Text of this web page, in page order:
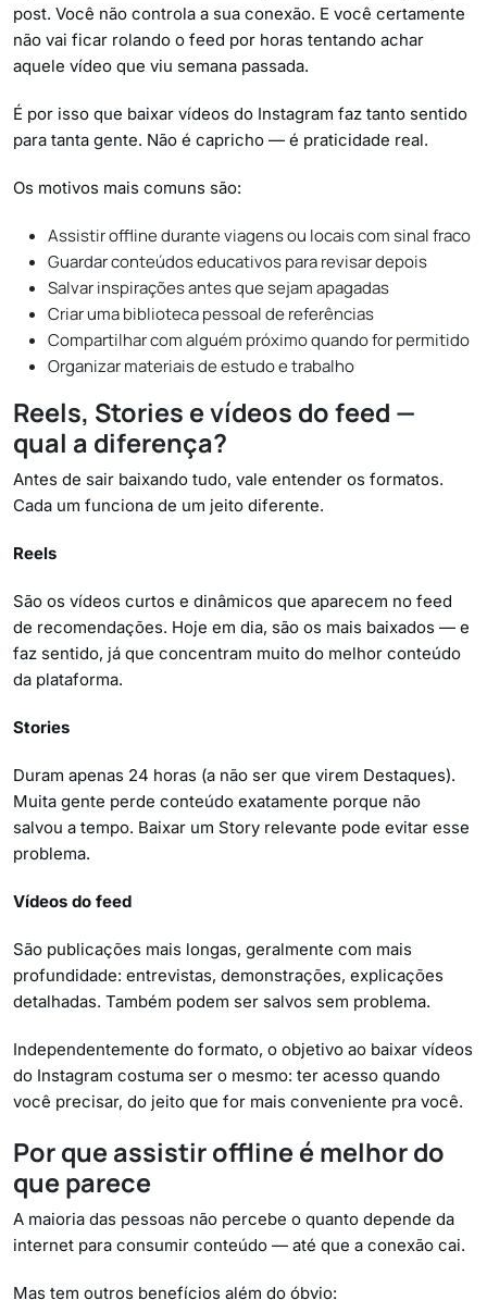
post. Você não controla a sua conexão. E você certamente
não vai ficar rolando o feed por horas tentando achar
aquele vídeo que viu semana passada.
É por isso que baixar vídeos do Instagram faz tanto sentido
para tanta gente. Não é capricho — é praticidade real.
Os motivos mais comuns são:
Assistir offline durante viagens ou locais com sinal fraco
Guardar conteúdos educativos para revisar depois
Salvar inspirações antes que sejam apagadas
Criar uma biblioteca pessoal de referências
Compartilhar com alguém próximo quando for permitido
Organizar materiais de estudo e trabalho
Reels, Stories e vídeos do feed —
qual a diferença?
Antes de sair baixando tudo, vale entender os formatos.
Cada um funciona de um jeito diferente.
Reels
São os vídeos curtos e dinâmicos que aparecem no feed
de recomendações. Hoje em dia, são os mais baixados — e
faz sentido, já que concentram muito do melhor conteúdo
da plataforma.
Stories
Duram apenas 24 horas (a não ser que virem Destaques).
Muita gente perde conteúdo exatamente porque não
salvou a tempo. Baixar um Story relevante pode evitar esse
problema.
Vídeos do feed
São publicações mais longas, geralmente com mais
profundidade: entrevistas, demonstrações, explicações
detalhadas. Também podem ser salvos sem problema.
Independentemente do formato, o objetivo ao baixar vídeos
do Instagram costuma ser o mesmo: ter acesso quando
você precisar, do jeito que for mais conveniente pra você.
Por que assistir offline é melhor do
que parece
A maioria das pessoas não percebe o quanto depende da
internet para consumir conteúdo — até que a conexão cai.
Mas tem outros benefícios além do óbvio: